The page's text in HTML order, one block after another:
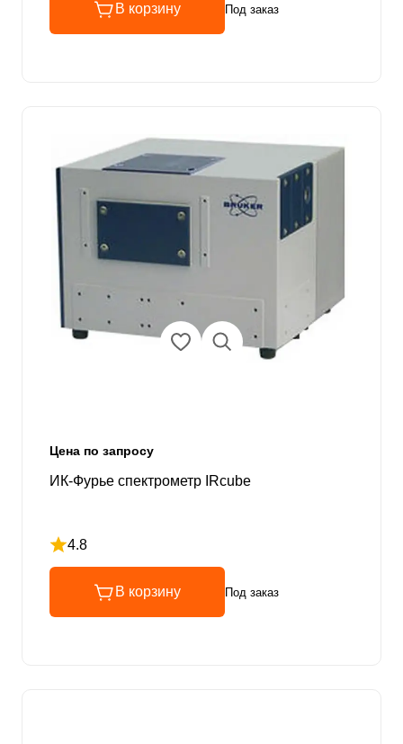
В корзину Под заказ
Цена по запросу
ИК-Фурье спектрометр IRcube
4.8
Рейтинг 4.8 из 5
В корзину Под заказ